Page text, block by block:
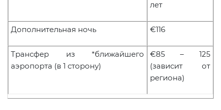
лет
Дополнительная ночь €116
Трансфер из *ближайшего
аэропорта (в 1 сторону)
€85 – 125
(зависит от
региона)